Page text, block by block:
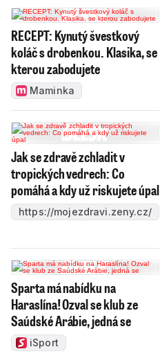
RECEPT: Kynutý švestkový
koláč s drobenkou. Klasika, se
kterou zabodujete
Maminka
Jak se zdravě zchladit v
tropických vedrech: Co
pomáhá a kdy už riskujete úpal
https://mojezdravi.zeny.cz/
Sparta má nabídku na
Haraslína! Ozval se klub ze
Saúdské Arábie, jedná se
iSport